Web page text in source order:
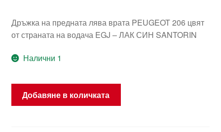
Дръжка на предната лява врата PEUGEOT 206 цвят
от страната на водача EGJ – ЛАК СИН SANTORIN
Налични 1
количество
Добавяне в количката